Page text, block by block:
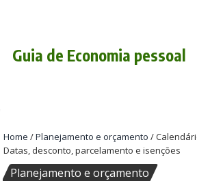
Guia de Economia pessoal
Home /Planejamento e orçamento /
Datas, desconto, parcelamento e isenções
Planejamento e orçamento